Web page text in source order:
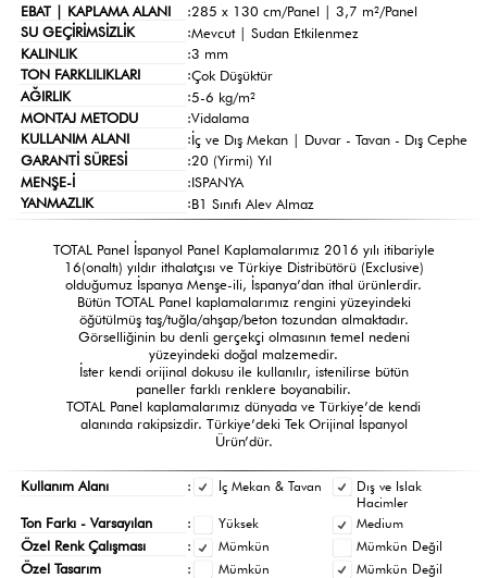
EBAT | KAPLAMA ALANI
:285 x 130 cm/Panel | 3,7 m²/Panel
SU GEÇİRİMSİZLİK
:Mevcut | Sudan Etkilenmez
KALINLIK
:3 mm
TON FARKLILIKLARI
:Çok Düşüktür
AĞIRLIK
:5-6 kg/m²
MONTAJ METODU
:Vidalama
KULLANIM ALANI
:İç ve Dış Mekan | Duvar - Tavan - Dış Cephe
GARANTİ SÜRESİ
:20 (Yirmi) Yıl
MENŞE-İ
:ISPANYA
YANMAZLIK
:B1 Sınıfı Alev Almaz
TOTAL Panel İspanyol Panel Kaplamalarımız 2016 yılı itibariyle
16(onaltı) yıldır ithalatçısı ve Türkiye Distribütörü (Exclusive)
olduğumuz İspanya Menşe-ili, İspanya’dan ithal ürünlerdir.
Bütün TOTAL Panel kaplamalarımız rengini yüzeyindeki
öğütülmüş taş/tuğla/ahşap/beton tozundan almaktadır.
Görselliğinin bu denli gerçekçi olmasının temel nedeni
yüzeyindeki doğal malzemedir.
İster kendi orijinal dokusu ile kullanılır, istenilirse bütün
paneller farklı renklere boyanabilir.
TOTAL Panel kaplamalarımız dünyada ve Türkiye’de kendi
alanında rakipsizdir. Türkiye’deki Tek Orijinal İspanyol
Ürün’dür.
Kullanım Alanı : İç Mekan & Tavan
Dış ve Islak
Hacimler
Ton Farkı - Varsayılan : Yüksek Medium
Özel Renk Çalışması : Mümkün Mümkün Değil
Özel Tasarım : Mümkün Mümkün Değil